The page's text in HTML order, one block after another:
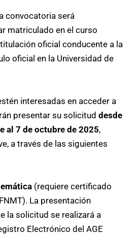
convocatoria será
matriculado en el curso
oficial conducente a la
oficial en la Universidad de
interesadas en acceder a
presentar su solicitud desde
al 7 de octubre de 2025,
a través de las siguientes
(requiere certificado
La presentación
la solicitud se realizará a
Electrónico del AGE